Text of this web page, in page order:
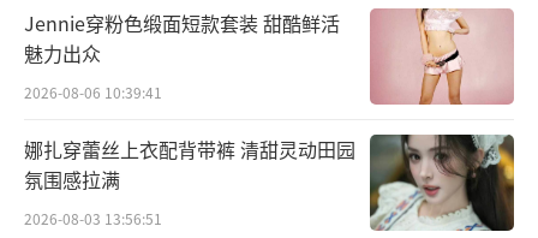
Jennie穿粉色缎面短款套装 甜酷鲜活
魅力出众
2026-08-06 10:39:41
娜扎穿蕾丝上衣配背带裤 清甜灵动田园
氛围感拉满
2026-08-03 13:56:51